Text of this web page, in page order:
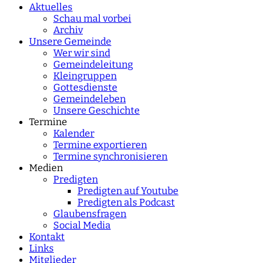
Aktuelles
Schau mal vorbei
Archiv
Unsere Gemeinde
Wer wir sind
Gemeindeleitung
Kleingruppen
Gottesdienste
Gemeindeleben
Unsere Geschichte
Termine
Kalender
Termine exportieren
Termine synchronisieren
Medien
Predigten
Predigten auf Youtube
Predigten als Podcast
Glaubensfragen
Social Media
Kontakt
Links
Mitglieder